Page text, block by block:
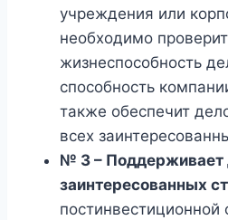
учреждения или
необходимо
жизнеспособность
способность
также обеспечит
всех
№ 3 – Поддерживает
заинтересованных
постинвестиционной